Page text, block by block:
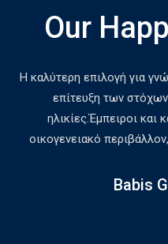
Our
Η καλύτερη επιλογή για
επίτευξη των
ηλικίες.Έμπειροι και
οικογενειακό
Babis